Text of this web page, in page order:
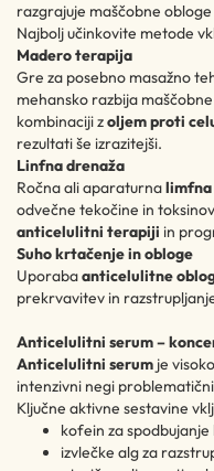
razgrajuje maščobne
Najbolj učinkovite metode
Madero terapija
Gre za posebno masažno
mehansko razbija
kombinaciji zoljem proti
rezultati še izrazitejši.
Linfna drenaža
Ročna ali aparaturnalimfna
odvečne tekočine in
anticelulitni terapiji in
Suho krtačenje in obloge
Uporabaanticelulitne
prekrvavitev in
Anticelulitni serum –
Anticelulitni serum je
intenzivni negi
Ključne aktivne sestavine
kofein za spodbujanje
izvlečke alg za